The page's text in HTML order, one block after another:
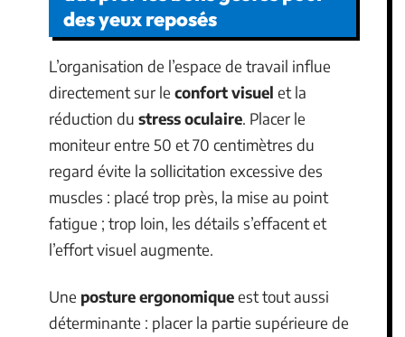
des yeux reposés
L’organisation de l’espace de travail influe
directement sur le confort visuel et la
réduction du stress oculaire. Placer le
moniteur entre 50 et 70 centimètres du
regard évite la sollicitation excessive des
muscles : placé trop près, la mise au point
fatigue ; trop loin, les détails s’effacent et
l’effort visuel augmente.
Une posture ergonomiqueest tout aussi
déterminante : placer la partie supérieure de